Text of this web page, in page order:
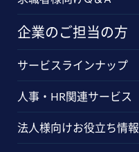
企業のご担当の方
サービスラインナップ
人事・HR関連サービス
法人様向けお役立ち情報